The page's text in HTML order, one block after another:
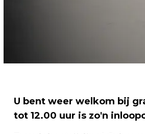
U bent weer welkom bij
tot 12.00 uur is zo'n